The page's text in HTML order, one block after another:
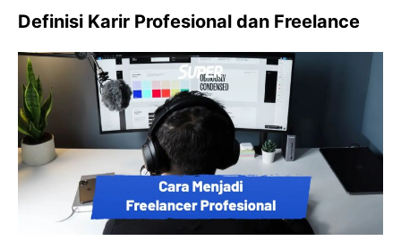
Definisi Karir Profesional dan Freelance